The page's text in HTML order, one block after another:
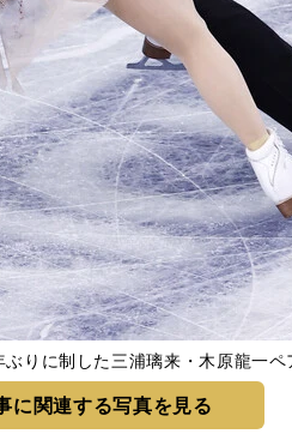
りに制した三浦璃来・木原龍一ペ
に関連する写真を見る